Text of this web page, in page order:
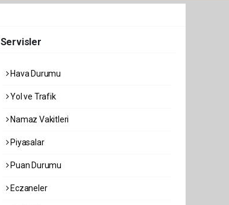
Servisler
Hava Durumu
Yol ve Trafik
Namaz Vakitleri
Piyasalar
Puan Durumu
Eczaneler